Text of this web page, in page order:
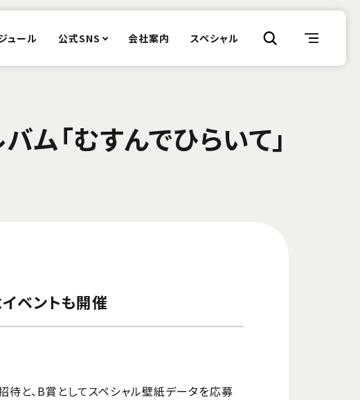
ュール 公式SNS 会社案内 スペシャル
「むすんでひらいて」
ベントも開催
と、B賞としてスペシャル壁紙データを応募